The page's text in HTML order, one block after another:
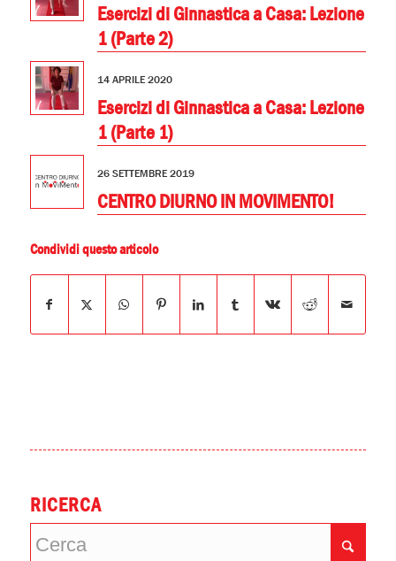
Esercizi di Ginnastica a Casa: Lezione
1 (Parte 2)
14 APRILE 2020
Esercizi di Ginnastica a Casa: Lezione
1 (Parte 1)
26 SETTEMBRE 2019
CENTRO DIURNO IN MOVIMENTO!
Condividi questo articolo
RICERCA